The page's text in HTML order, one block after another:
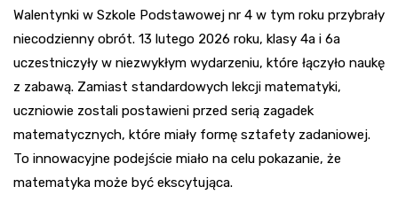
Walentynki w Szkole Podstawowej nr 4 w tym roku przybrały
niecodzienny obrót. 13 lutego 2026 roku, klasy 4a i 6a
uczestniczyły w niezwykłym wydarzeniu, które łączyło naukę
z zabawą. Zamiast standardowych lekcji matematyki,
uczniowie zostali postawieni przed serią zagadek
matematycznych, które miały formę sztafety zadaniowej.
To innowacyjne podejście miało na celu pokazanie, że
matematyka może być ekscytująca.